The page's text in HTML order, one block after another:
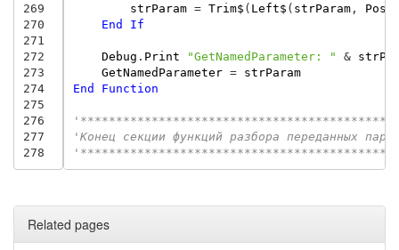
269
270
271
272
273
274
275
276
277
278
strParam = Trim$ ( Left$ ( strParam,
End
If
Debug . Print "GetNamedParameter: " &
GetNamedParameter =
strParam
End
Function
'Конец секции функций разбора переданных
Related pages